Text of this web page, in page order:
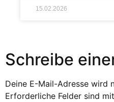
15.02.2026
Schreibe
Deine E-Mail-Adresse wird
Erforderliche Felder sind mit